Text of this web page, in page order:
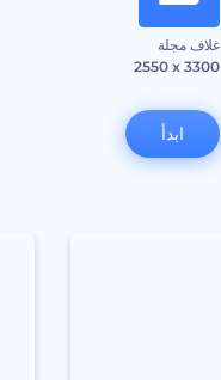
غلاف مجلة
2550 x 3300
ابدأ